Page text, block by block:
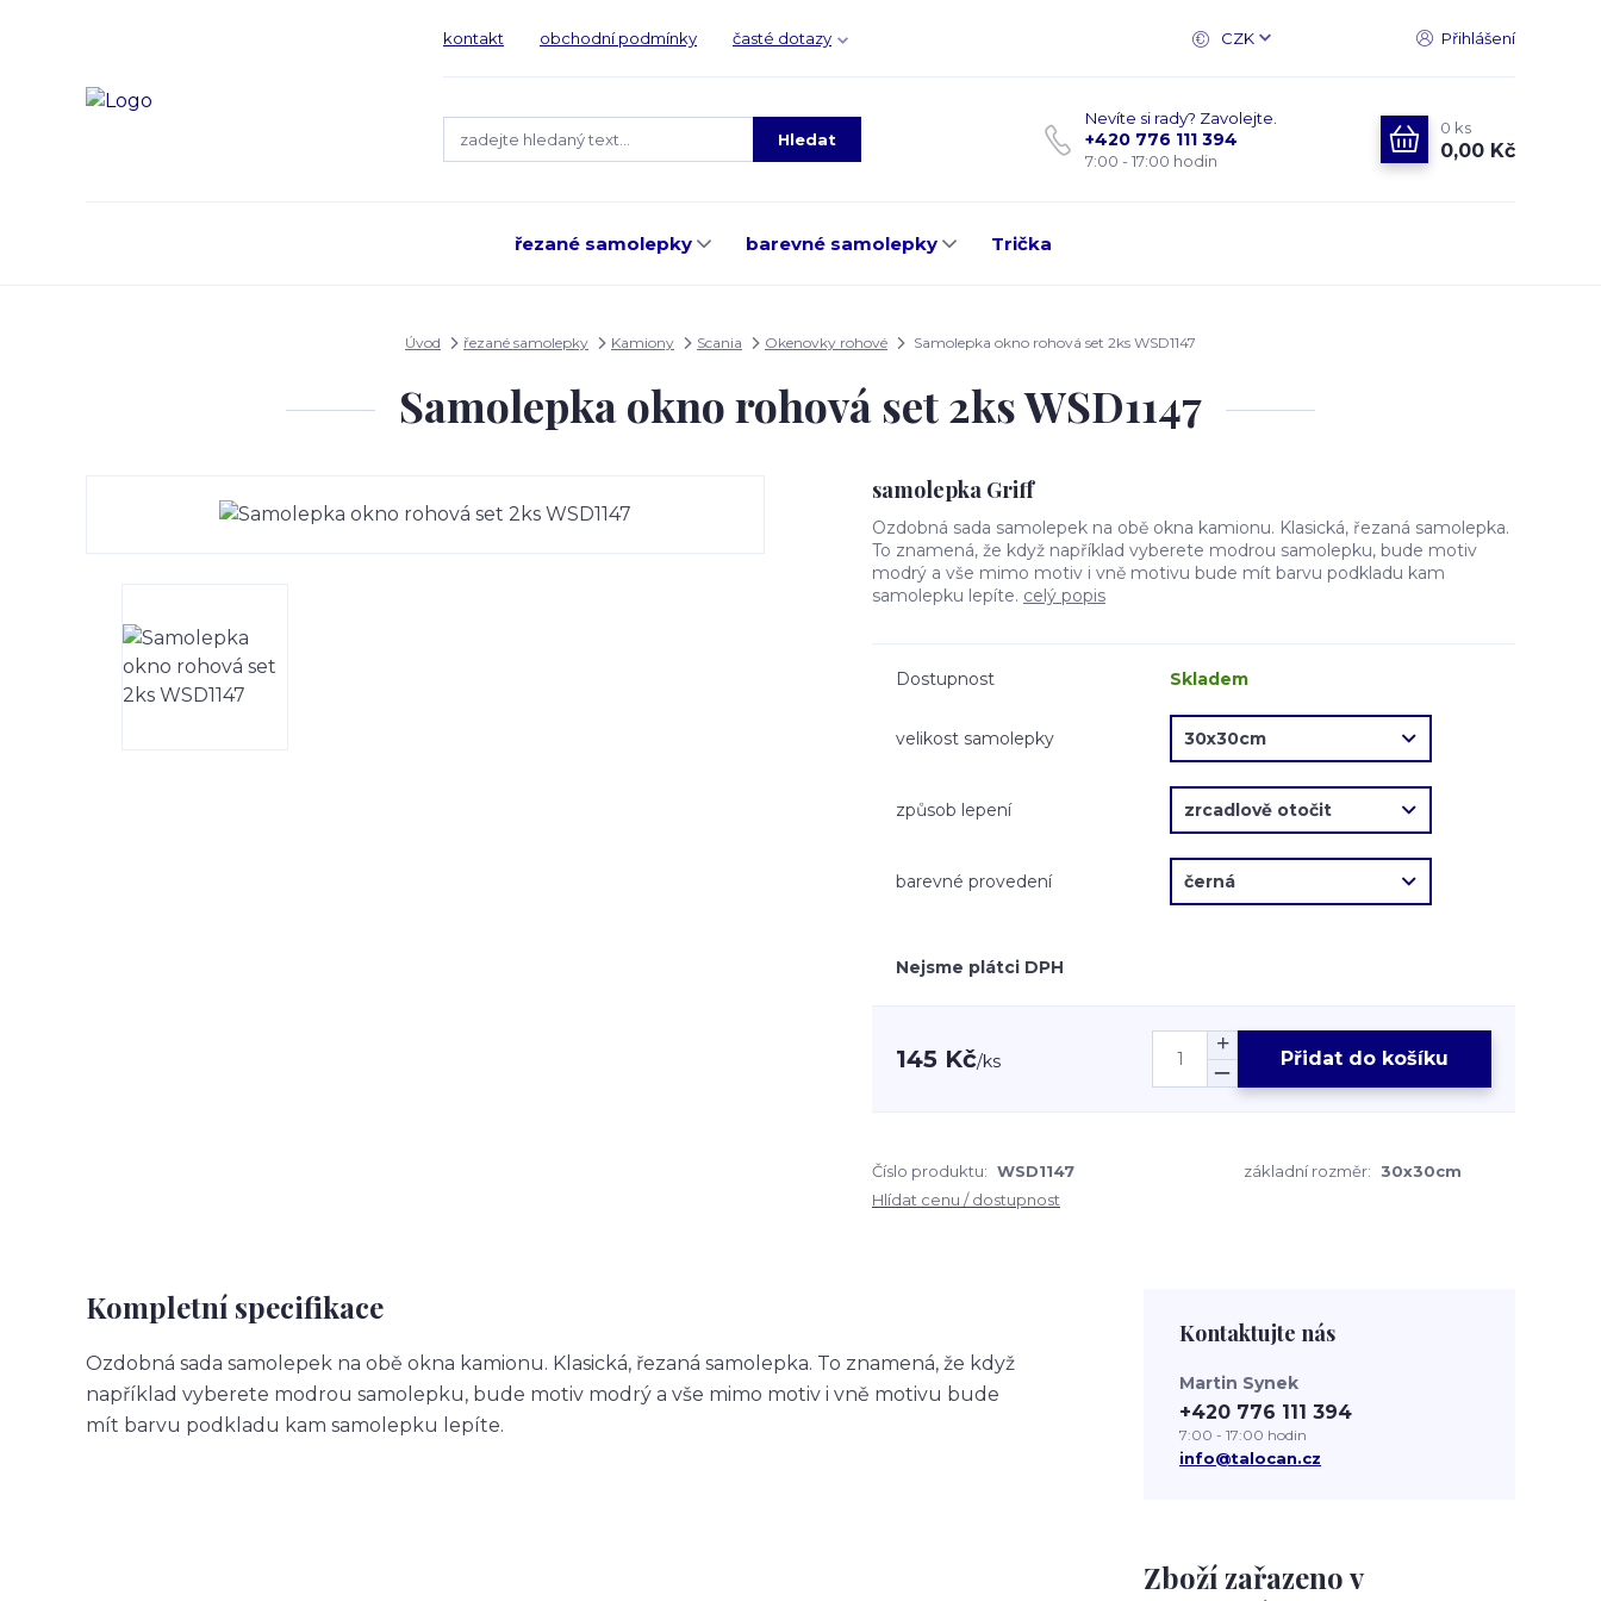
kontakt obchodní podmínky časté dotazy CZK Přihlášení
Hledat
Nevíte si rady? Zavolejte.
+420 776 111 394
7:00 - 17:00 hodin
0 ks
0,00 Kč
řezané samolepky barevné samolepky Trička
Úvod řezané samolepky Kamiony Scania Okenovky rohové Samolepka okno rohová set 2ks WSD1147
Samolepka okno rohová set 2ks WSD1147
samolepka Griff
Ozdobná sada samolepek na obě okna kamionu. Klasická, řezaná samolepka.
To znamená, že když například vyberete modrou samolepku, bude motiv
modrý a vše mimo motiv i vně motivu bude mít barvu podkladu kam
samolepku lepíte. celý popis
Dostupnost Skladem
velikost samolepky
způsob lepení
barevné provedení
Nejsme plátci DPH
145 Kč/ks Přidat do košíku
Číslo produktu: WSD1147 základní rozměr: 30x30cm
Hlídat cenu / dostupnost
Kompletní specifikace
Ozdobná sada samolepek na obě okna kamionu. Klasická, řezaná samolepka. To znamená, že když
například vyberete modrou samolepku, bude motiv modrý a vše mimo motiv i vně motivu bude
mít barvu podkladu kam samolepku lepíte.
Zboží zařazeno v
Kontaktujte nás
Martin Synek
+420 776 111 394
7:00 - 17:00 hodin
info@talocan.cz